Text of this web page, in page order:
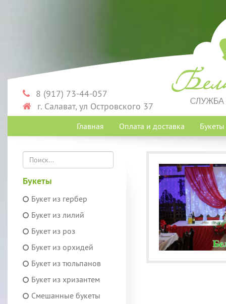
8 (917) 73-44-057
г. Салават, ул Островского 37
Главная Оплата и доставка Букеты
Букеты
Букет из гербер
Букет из лилий
Букет из роз
Букет из орхидей
Букет из тюльпанов
Букет из хризантем
Смешанные букеты